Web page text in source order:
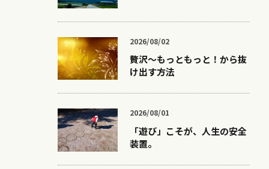
2026/08/02
贅沢〜もっともっと！から抜
け出す方法
2026/08/01
「遊び」こそが、人生の安全
装置。